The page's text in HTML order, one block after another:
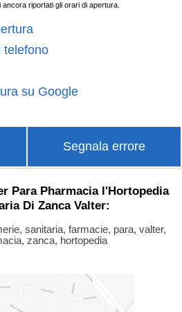
riportati gli orari di apertura.
telefono
su Google
Segnala errore
Para Pharmacia l'Hortopedia
Di Zanca Valter:
sanitaria, farmacie, para, valter,
zanca, hortopedia